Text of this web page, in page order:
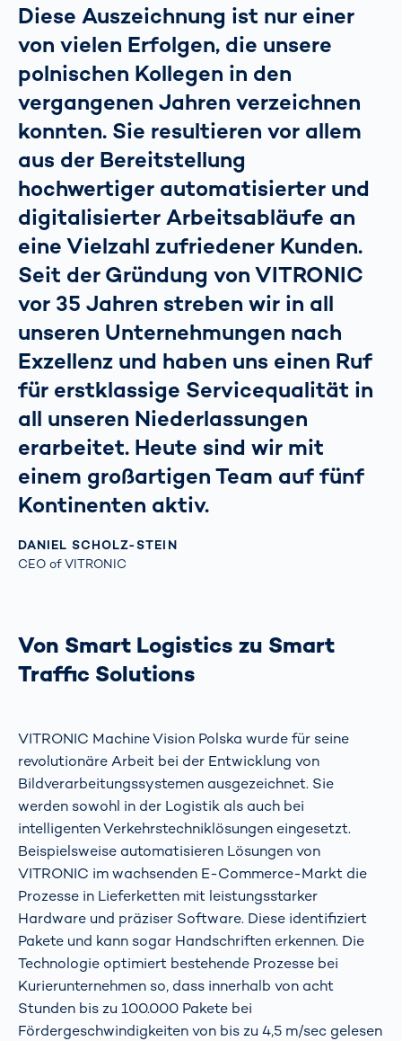
Diese Auszeichnung ist nur einer
von vielen Erfolgen, die unsere
polnischen Kollegen in den
vergangenen Jahren verzeichnen
konnten. Sie resultieren vor allem
aus der Bereitstellung
hochwertiger automatisierter und
digitalisierter Arbeitsabläufe an
eine Vielzahl zufriedener Kunden.
Seit der Gründung von VITRONIC
vor 35 Jahren streben wir in all
unseren Unternehmungen nach
Exzellenz und haben uns einen Ruf
für erstklassige Servicequalität in
all unseren Niederlassungen
erarbeitet. Heute sind wir mit
einem großartigen Team auf fünf
Kontinenten aktiv.
DANIEL SCHOLZ-STEIN
CEO of VITRONIC
Von Smart Logistics zu Smart
Traffic Solutions
VITRONIC Machine Vision Polska wurde für seine
revolutionäre Arbeit bei der Entwicklung von
Bildverarbeitungssystemen ausgezeichnet. Sie
werden sowohl in der Logistik als auch bei
intelligenten Verkehrstechniklösungen eingesetzt.
Beispielsweise automatisieren Lösungen von
VITRONIC im wachsenden E-Commerce-Markt die
Prozesse in Lieferketten mit leistungsstarker
Hardware und präziser Software. Diese identifiziert
Pakete und kann sogar Handschriften erkennen. Die
Technologie optimiert bestehende Prozesse bei
Kurierunternehmen so, dass innerhalb von acht
Stunden bis zu 100.000 Pakete bei
Fördergeschwindigkeiten von bis zu 4,5 m/sec gelesen